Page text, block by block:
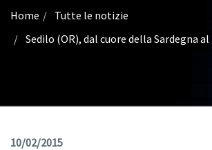
Advanced search
Geodata
News
Geoviewer
Home
Tutte le notizie
Sedilo (OR), dal cuore della Sardegna al
10/02/2015